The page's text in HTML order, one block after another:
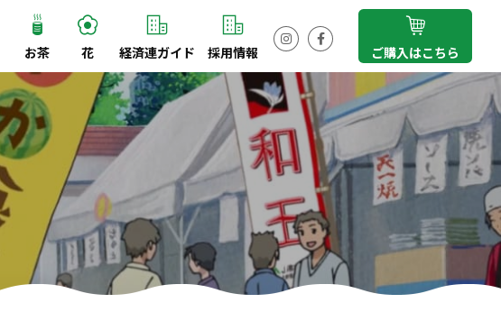
お茶 花 経済連ガイド 採用情報 ご購入はこちら
InstagramFacebook